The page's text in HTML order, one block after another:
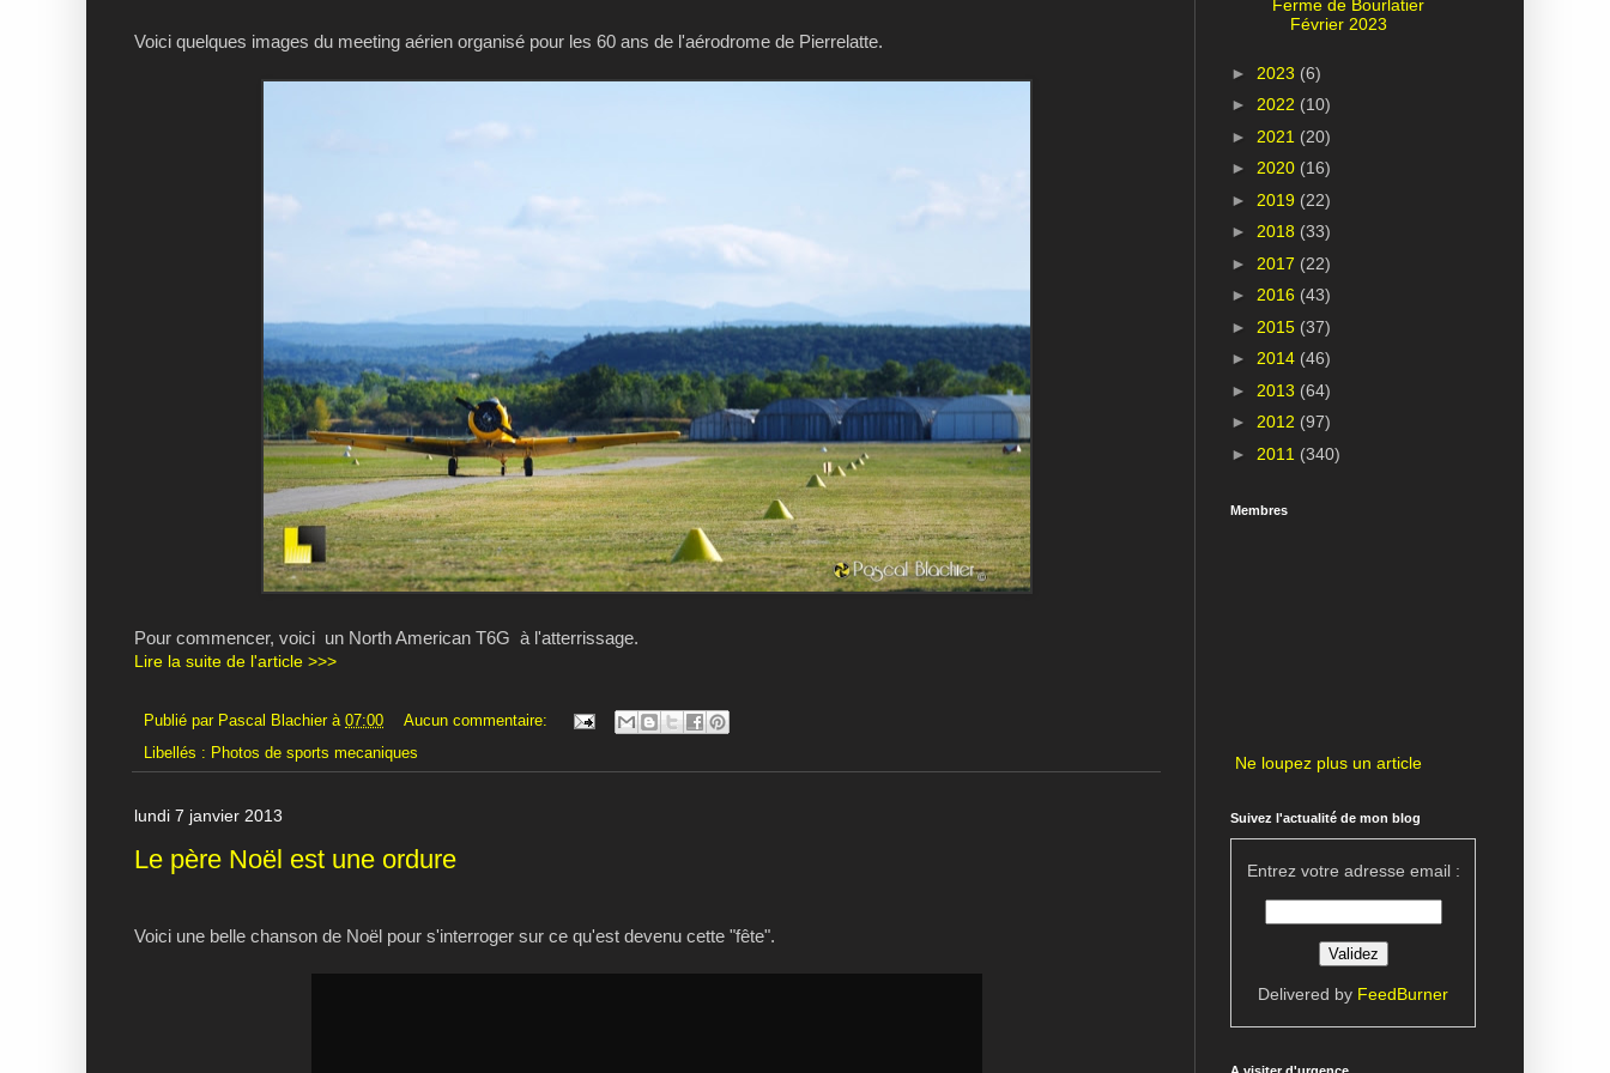
Voici quelques images du meeting aérien organisé pour les 60 ans de l'aérodrome de Pierrelatte.
Pour commencer, voici un North American T6G à l'atterrissage.
Lire la suite de l'article >>>
Publié par Pascal Blachier à 07:00
Aucun commentaire:
Libellés : Photos de sports mecaniques
lundi 7 janvier 2013
Le père Noël est une ordure
Voici une belle chanson de Noël pour s'interroger sur ce qu'est devenu cette "fête".
Ferme de Bourlatier
Février 2023
► 2023 (6)
► 2022 (10)
► 2021 (20)
► 2020 (16)
► 2019 (22)
► 2018 (33)
► 2017 (22)
► 2016 (43)
► 2015 (37)
► 2014 (46)
► 2013 (64)
► 2012 (97)
► 2011 (340)
Membres
Ne loupez plus un article
Suivez l'actualité de mon blog
Entrez votre adresse email :
Delivered by FeedBurner